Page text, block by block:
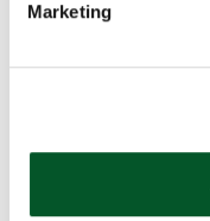
Marketing
Kontakt
IKI Office
gGmbH